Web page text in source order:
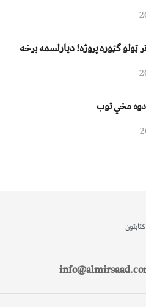
ټولو ګټوره پروژه! دیارلسمه برخه
مخي توب
کتابتون